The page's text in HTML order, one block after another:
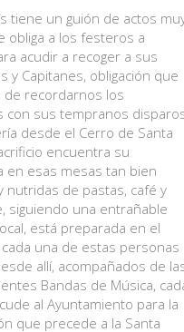
tiene un guión de actos
obliga a los festeros a
acudir a recoger a sus
y Capitanes, obligación que
de recordarnos los
con sus tempranos
desde el Cerro de Santa
encuentra su
en esas mesas tan bien
nutridas de pastas, café y
siguiendo una entrañable
está preparada en el
una de estas personas
allí, acompañados de
Bandas de Música,
al Ayuntamiento para la
que precede a la Santa